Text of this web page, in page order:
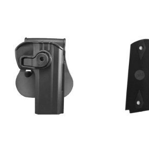
Quickview Quickview